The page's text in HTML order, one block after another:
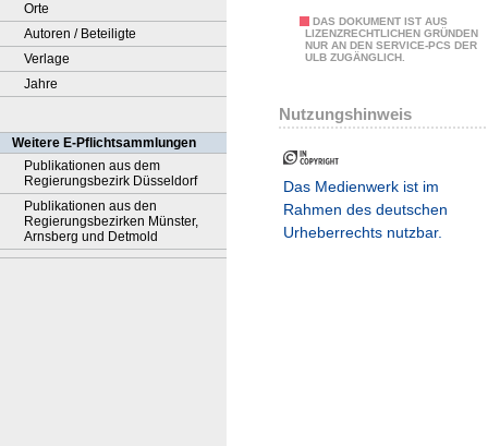
Orte
Autoren / Beteiligte
Verlage
Jahre
Weitere E-Pflichtsammlungen
Publikationen aus dem
Regierungsbezirk Düsseldorf
Publikationen aus den
Regierungsbezirken Münster,
Arnsberg und Detmold
DAS DOKUMENT IST AUS
LIZENZRECHTLICHEN GRÜNDEN
NUR AN DEN SERVICE-PCS DER
ULB ZUGÄNGLICH.
Nutzungshinweis
Das Medienwerk ist im
Rahmen des deutschen
Urheberrechts nutzbar.